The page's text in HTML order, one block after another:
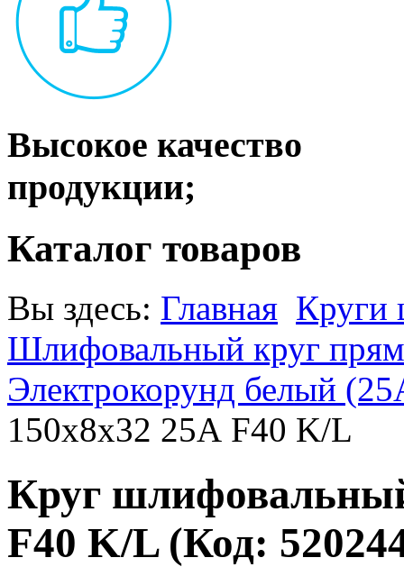
Высокое качество
продукции;
Каталог товаров
Вы здесь: Главная Круги
Шлифовальный круг
Электрокорунд белый
150х8х32 25А F40 K/L
Круг
F40 K/L (Код: